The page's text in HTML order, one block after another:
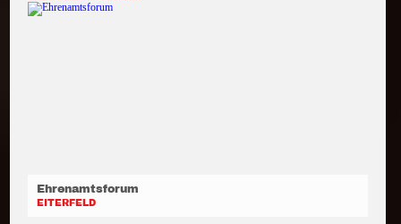
Ehrenamtsforum
EITERFELD